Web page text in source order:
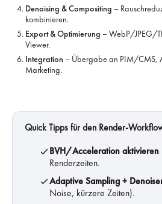
Denoising & Compositing –
kombinieren.
Export & Optimierung – WebP/JPEG/
Viewer.
Integration – Übergabe an PIM/CMS,
Marketing.
Quick Tipps für den Render-
BVH/Acceleration aktivieren
Renderzeiten.
Adaptive Sampling +
Noise, kürzere Zeiten).